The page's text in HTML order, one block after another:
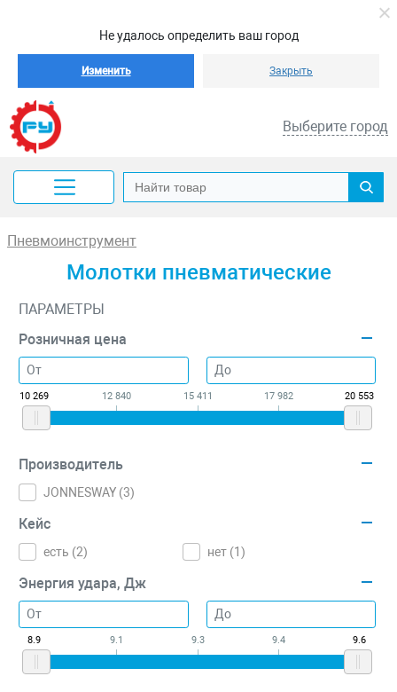
Не удалось определить ваш город
Изменить Закрыть
Выберите город
Пневмоинструмент
Молотки пневматические
ПАРАМЕТРЫ
Розничная цена
10 269 12 840 15 411 17 982 20 553
Производитель
JONNESWAY (3)
Кейс
есть (2) нет (1)
Энергия удара, Дж
8.9 9.1 9.3 9.4 9.6